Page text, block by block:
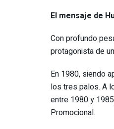
El mensaje de
Con profundo
protagonista de
En 1980, siendo
los tres palos. A
entre 1980 y
Promocional.